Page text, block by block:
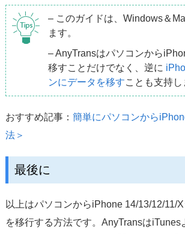
– このガイドは、Windows＆
ます。
– AnyTransはパソコンから
移すことだけでなく、逆に
ンにデータを移すことも支持し
おすすめ記事： 簡単にパソコンから
法＞
最後に
以上はパソコンからiPhone 14/13/12/11/
を移行する方法です。AnyTransはiTunes